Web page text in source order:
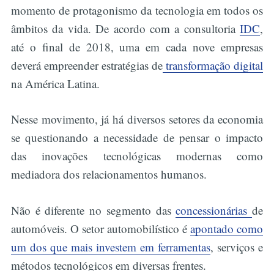
momento de protagonismo da tecnologia em todos os
âmbitos da vida. De acordo com a consultoriaIDC,
até o final de 2018, uma em cada nove empresas
deverá empreender estratégias de transformação digital
na América Latina.
Nesse movimento, já há diversos setores da economia
se questionando a necessidade de pensar o impacto
das inovações tecnológicas modernas como
mediadora dos relacionamentos humanos.
Não é diferente no segmento dasconcessionáriasde
automóveis. O setor automobilístico éapontado como
um dos que mais investem em ferramentas, serviços e
métodos tecnológicos em diversas frentes.